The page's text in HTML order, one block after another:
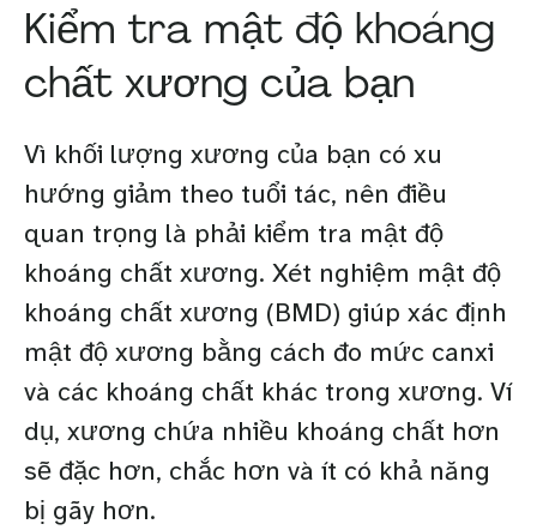
Kiểm tra mật độ khoáng
chất xương của bạn
Vì khối lượng xương của bạn có xu
hướng giảm theo tuổi tác, nên điều
quan trọng là phải kiểm tra mật độ
khoáng chất xương. Xét nghiệm mật độ
khoáng chất xương (BMD) giúp xác định
mật độ xương bằng cách đo mức canxi
và các khoáng chất khác trong xương. Ví
dụ, xương chứa nhiều khoáng chất hơn
sẽ đặc hơn, chắc hơn và ít có khả năng
bị gãy hơn.